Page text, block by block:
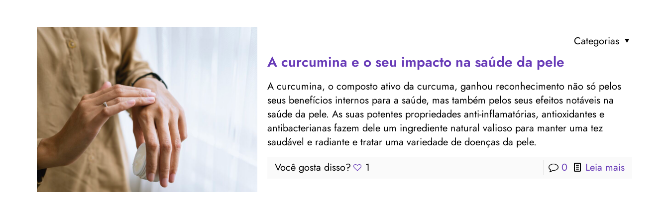
Categorias
A curcumina e o seu impacto na saúde da pele
A curcumina, o composto ativo da curcuma, ganhou reconhecimento não só pelos
seus benefícios internos para a saúde, mas também pelos seus efeitos notáveis ​​na
saúde da pele. As suas potentes propriedades anti-inflamatórias, antioxidantes e
antibacterianas fazem dele um ingrediente natural valioso para manter uma tez
saudável e radiante e tratar uma variedade de doenças da pele.
Você gosta disso?
1 0 Leia mais